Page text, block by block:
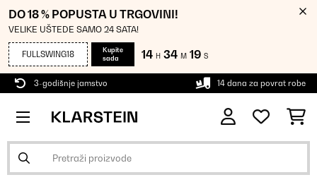
DO 18 % POPUSTA U TRGOVINI!
VELIKE UŠTEDE SAMO 24 SATA!
FULLSWING18
Kupite
sada
14 H 34 M 18 S
3-godišnje jamstvo 14 dana za povrat robe